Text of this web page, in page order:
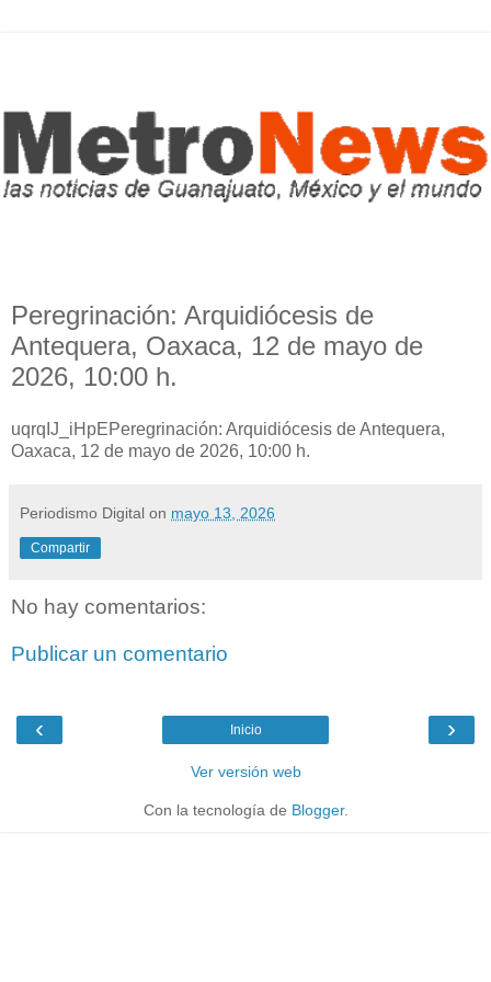
Peregrinación: Arquidiócesis de
Antequera, Oaxaca, 12 de mayo de
2026, 10:00 h.
uqrqIJ_iHpEPeregrinación: Arquidiócesis de Antequera,
Oaxaca, 12 de mayo de 2026, 10:00 h.
Periodismo Digital on mayo 13, 2026
Compartir
No hay comentarios:
Publicar un comentario
‹ ›
Inicio
Ver versión web
Con la tecnología de Blogger.